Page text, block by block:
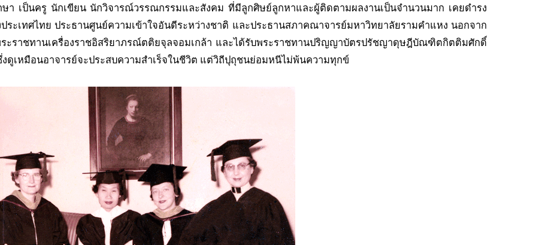
ษา เป็นครู นักเขียน นักวิจารณ์วรรณกรรมและสังคม ที่มีลูกศิษย์ลูกหาและผู้ติดตามผลงานเป็นจำนวนมาก เคยดำรง
ะเทศไทย ประธานศูนย์ความเข้าใจอันดีระหว่างชาติ และประธานสภาคณาจารย์มหาวิทยาลัยรามคำแหง นอกจาก
ะราชทานเครื่องราชอิสริยาภรณ์ตติยจุลจอมเกล้า และได้รับพระราชทานปริญญาบัตรปรัชญาดุษฎีบัณฑิตกิตติมศักดิ์
ดูเหมือนอาจารย์จะประสบความสำเร็จในชีวิต แต่วิถีปุถุชนย่อมหนีไม่พ้นความทุกข์